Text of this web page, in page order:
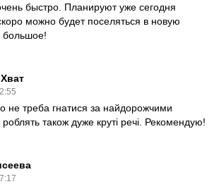
быстро. Планируют уже сегодня
можно будет поселяться в новую
большое!
не треба гнатися за найдорожчими
також дуже круті речі. Рекомендую!